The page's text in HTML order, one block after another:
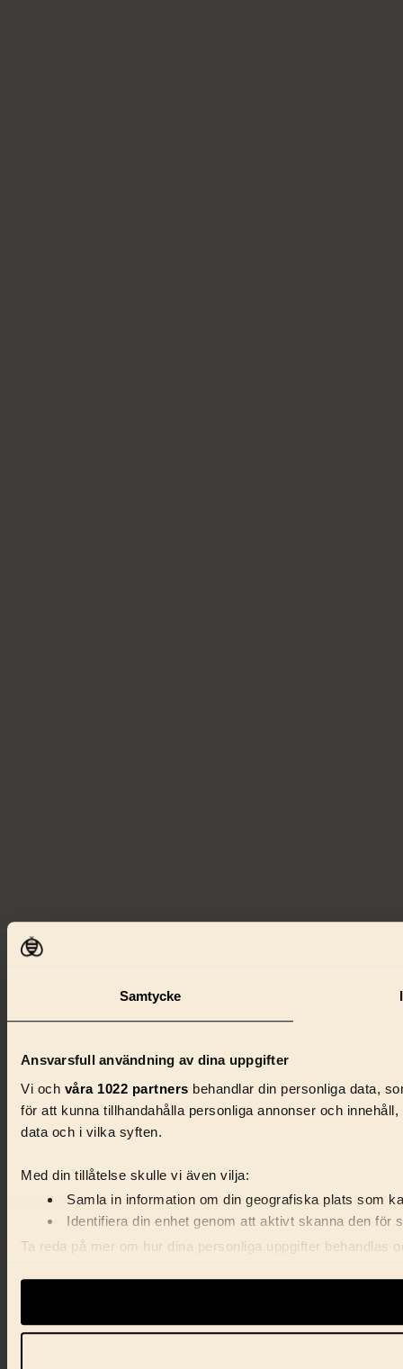
Samtycke
Ansvarsfull användning av dina uppgifter
Vi och våra 1022 partners behandlar din personliga data,
för att kunna tillhandahålla personliga annonser och
data och i vilka syften.
Med din tillåtelse skulle vi även vilja:
Samla in information om din geografiska plats som
Identifiera din enhet genom att aktivt skanna den för
Ta reda på mer om hur dina personliga uppgifter behandlas